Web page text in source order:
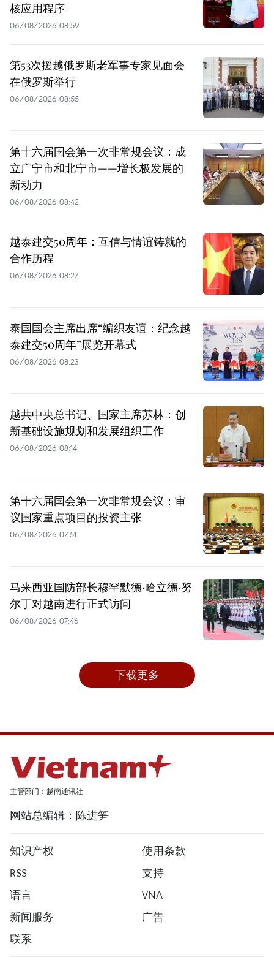
核应用程序
06/08/2026 08:59
第53次援越俄罗斯老军事专家见面会
在俄罗斯举行
06/08/2026 08:55
第十六届国会第一次非常规会议：成
立广宁市和北宁市——增长极发展的
新动力
06/08/2026 08:42
越泰建交50周年：互信与情谊铸就的
合作历程
06/08/2026 08:27
泰国国会主席出席“编织友谊：纪念越
泰建交50周年”展览开幕式
06/08/2026 08:23
越共中央总书记、国家主席苏林：创
新基础设施规划和发展组织工作
06/08/2026 08:14
第十六届国会第一次非常规会议：审
议国家重点项目的投资主张
06/08/2026 07:51
马来西亚国防部长穆罕默德·哈立德·努
尔丁对越南进行正式访问
06/08/2026 07:46
下载更多
主管部门：越南通讯社
网站总编辑：陈进笋
知识产权
使用条款
RSS
支持
语言
VNA
新闻服务
广告
联系